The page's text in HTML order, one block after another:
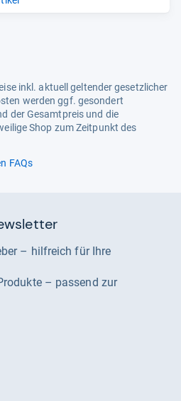
inkl. aktuell geltender gesetzlicher
werden ggf. gesondert
der Gesamtpreis und die
Shop zum Zeitpunkt des
FAQs